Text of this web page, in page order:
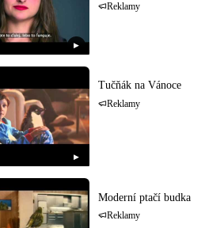
▶
Reklamy
▶
Tučňák na Vánoce
Reklamy
Moderní ptačí budka
Reklamy